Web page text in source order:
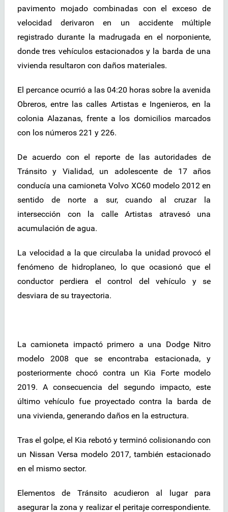
pavimento mojado combinadas con el exceso de
velocidad derivaron en un accidente múltiple
registrado durante la madrugada en el norponiente,
donde tres vehículos estacionados y la barda de una
vivienda resultaron con daños materiales.
El percance ocurrió a las 04:20 horas sobre la avenida
Obreros, entre las calles Artistas e Ingenieros, en la
colonia Alazanas, frente a los domicilios marcados
con los números 221 y 226.
De acuerdo con el reporte de las autoridades de
Tránsito y Vialidad, un adolescente de 17 años
conducía una camioneta Volvo XC60 modelo 2012 en
sentido de norte a sur, cuando al cruzar la
intersección con la calle Artistas atravesó una
acumulación de agua.
La velocidad a la que circulaba la unidad provocó el
fenómeno de hidroplaneo, lo que ocasionó que el
conductor perdiera el control del vehículo y se
desviara de su trayectoria.
La camioneta impactó primero a una Dodge Nitro
modelo 2008 que se encontraba estacionada, y
posteriormente chocó contra un Kia Forte modelo
2019. A consecuencia del segundo impacto, este
último vehículo fue proyectado contra la barda de
una vivienda, generando daños en la estructura.
Tras el golpe, el Kia rebotó y terminó colisionando con
un Nissan Versa modelo 2017, también estacionado
en el mismo sector.
Elementos de Tránsito acudieron al lugar para
asegurar la zona y realizar el peritaje correspondiente.